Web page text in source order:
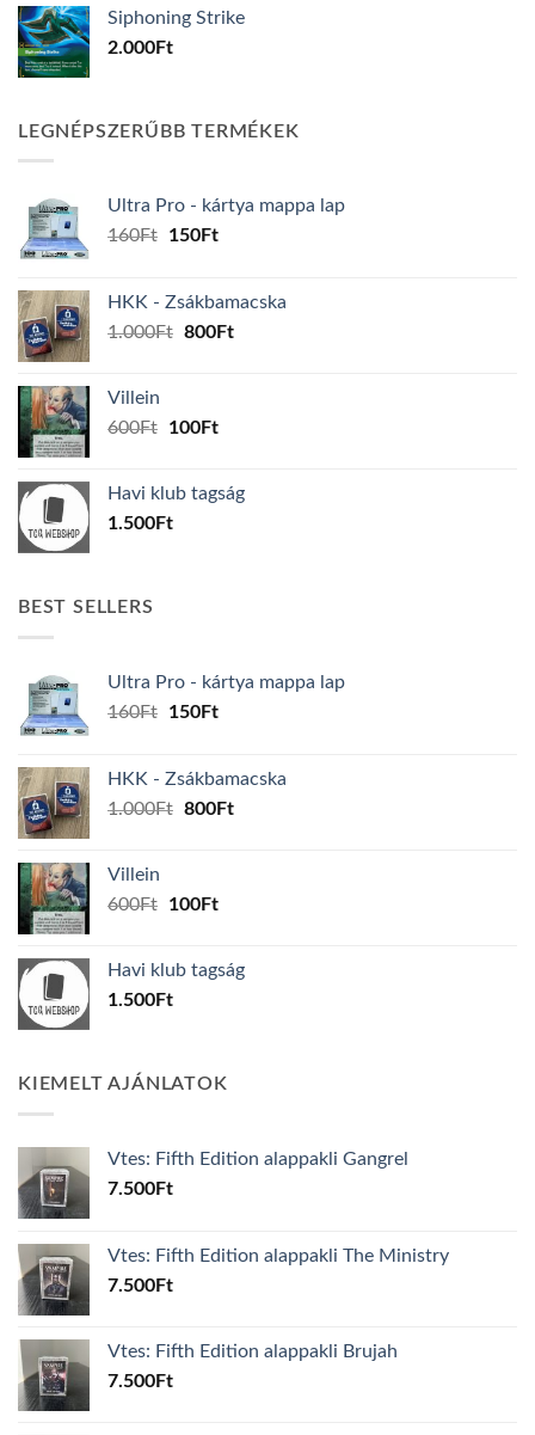
Siphoning Strike
2.000Ft
LEGNÉPSZERŰBB TERMÉKEK
Ultra Pro - kártya mappa lap
160Ft
Original
160Ft.
150FtCurrent
150Ft.
HKK - Zsákbamacska
1.000Ft Original
800FtCurrent
Villein
600Ft
Original
600Ft.
100FtCurrent
100Ft.
Havi klub tagság
1.500Ft
BEST SELLERS
Ultra Pro - kártya mappa lap
160Ft
Original
160Ft.
150FtCurrent
150Ft.
HKK - Zsákbamacska
1.000Ft Original
800FtCurrent
Villein
600Ft
Original
600Ft.
100FtCurrent
100Ft.
Havi klub tagság
1.500Ft
KIEMELT AJÁNLATOK
Vtes: Fifth Edition alappakli Gangrel
7.500Ft
Vtes: Fifth Edition alappakli The Ministry
7.500Ft
Vtes: Fifth Edition alappakli Brujah
7.500Ft